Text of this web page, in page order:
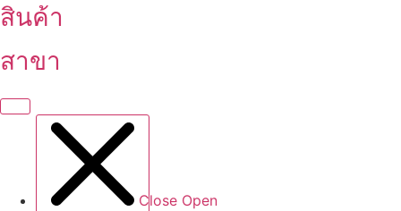
สินค้า
สาขา
Close Open